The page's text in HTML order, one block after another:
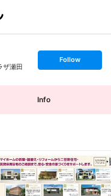
ザ瀬田
s
t
o
Follow
Info